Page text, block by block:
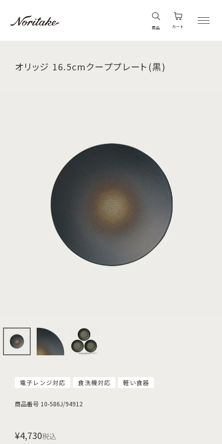
商品 カート
オリッジ 16.5cmクーププレート(黒)
電子レンジ対応 食洗機対応 軽い食器
商品番号 10-586J/94912
¥4,730税込